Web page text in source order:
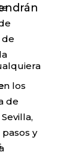
de
de
Sevilla,
y
los